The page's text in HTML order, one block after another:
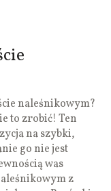
naleśnikowym?
to zrobić! Ten
na szybki,
go nie jest
was
z